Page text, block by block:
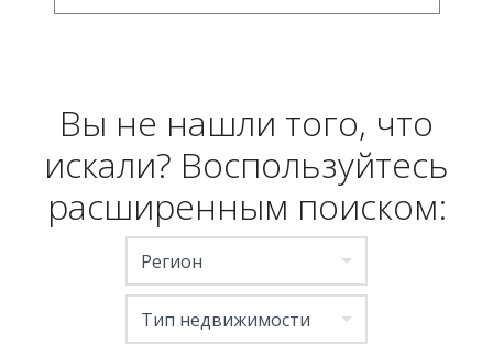
Вы не нашли того, что
искали? Воспользуйтесь
расширенным поиском:
Регион
Тип недвижимости